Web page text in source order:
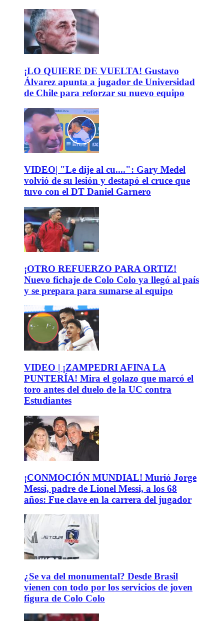
¡LO QUIERE DE VUELTA! Gustavo
Álvarez apunta a jugador de Universidad
de Chile para reforzar su nuevo equipo
VIDEO| "Le dije al cu....": Gary Medel
volvió de su lesión y destapó el cruce que
tuvo con el DT Daniel Garnero
¡OTRO REFUERZO PARA ORTIZ!
Nuevo fichaje de Colo Colo ya llegó al país
y se prepara para sumarse al equipo
VIDEO | ¡ZAMPEDRI AFINA LA
PUNTERÍA! Mira el golazo que marcó el
toro antes del duelo de la UC contra
Estudiantes
¡CONMOCIÓN MUNDIAL! Murió Jorge
Messi, padre de Lionel Messi, a los 68
años: Fue clave en la carrera del jugador
¿Se va del monumental? Desde Brasil
vienen con todo por los servicios de joven
figura de Colo Colo